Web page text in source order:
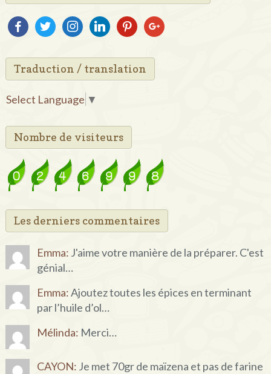
facebooktwitterinstagram
linkedinpinterest
google
Traduction / translation
Select Language ▼
Nombre de visiteurs
Les derniers commentaires
Emma: J'aime votre manière de la préparer. C'est
génial…
Emma:Ajoutez toutes les épices en terminant
par l’huile d’ol…
Mélinda: Merci…
CAYON: Je met 70gr de maïzena et pas de farine